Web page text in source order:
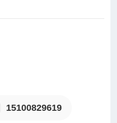
15100829619